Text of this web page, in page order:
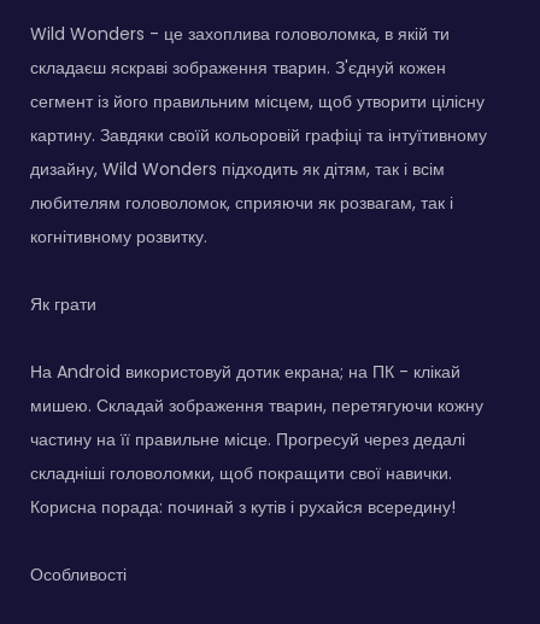
Wild Wonders - це захоплива головоломка, в якій ти
складаєш яскраві зображення тварин. З'єднуй кожен
сегмент із його правильним місцем, щоб утворити цілісну
картину. Завдяки своїй кольоровій графіці та інтуїтивному
дизайну, Wild Wonders підходить як дітям, так і всім
любителям головоломок, сприяючи як розвагам, так і
когнітивному розвитку.
Як грати
На Android використовуй дотик екрана; на ПК - клікай
мишею. Складай зображення тварин, перетягуючи кожну
частину на її правильне місце. Прогресуй через дедалі
складніші головоломки, щоб покращити свої навички.
Корисна порада: починай з кутів і рухайся всередину!
Особливості